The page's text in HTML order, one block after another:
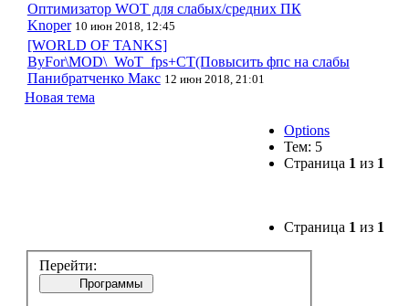
Оптимизатор WOT для слабых/средних ПК
Knoper 10 июн 2018, 12:45
[WORLD OF TANKS]
ByFor\MOD\_WoT_fps+CT(Повысить фпс на слабы
Панибратченко Макс 12 июн 2018, 21:01
Новая тема
Options
Тем: 5
Страница 1 из 1
Страница 1 из 1
Перейти:
Программы